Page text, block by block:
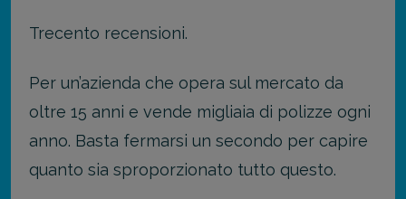
Trecento recensioni.
Per un’azienda che opera sul mercato da
oltre 15 anni e vende migliaia di polizze ogni
anno. Basta fermarsi un secondo per capire
quanto sia sproporzionato tutto questo.